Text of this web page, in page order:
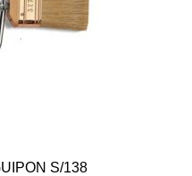
S/138